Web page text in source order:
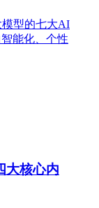
模型的七大AI
能化、个性
大核心内